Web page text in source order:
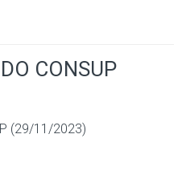
CONSUP
(29/11/2023)